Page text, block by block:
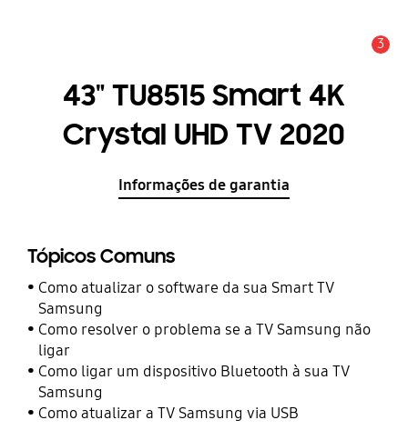
3
43" TU8515 Smart 4K
Crystal UHD TV 2020
Informações de garantia
Tópicos Comuns
Como atualizar o software da sua Smart TV
Samsung
Como resolver o problema se a TV Samsung não
ligar
Como ligar um dispositivo Bluetooth à sua TV
Samsung
Como atualizar a TV Samsung via USB